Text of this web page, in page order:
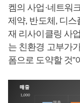
켐의 사업·네트워
제약, 반도체, 디
재 리사이클링 사
는 친환경 고부가
폼으로 도약할 것”